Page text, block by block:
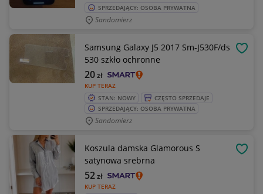
SPRZEDAJĄCY: OSOBA PRYWATNA
Sandomierz
Samsung Galaxy J5 2017 Sm-J530F/ds
530 szkło ochronne
KUP TERAZ
20zł
STAN: NOWY
CZĘSTO SPRZEDAJE
SPRZEDAJĄCY: OSOBA PRYWATNA
Sandomierz
Koszula damska Glamorous S
satynowa srebrna
KUP TERAZ
52zł